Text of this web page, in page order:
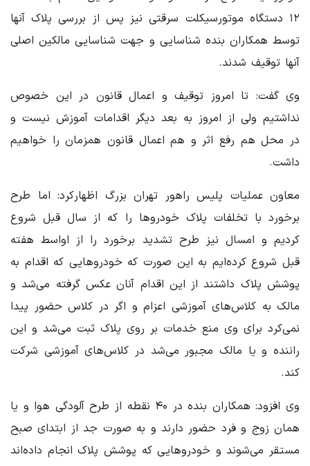
۱۲ دستگاه موتورسیکلت سرقتی نیز پس از بررسی پلاک آنها
توسط همکاران بنده شناسایی و جهت شناسایی مالکین اصلی
آنها توقیف شدند.
وی گفت: تا امروز توقیف و اعمال قانون در این خصوص
نداشتیم ولی از امروز به بعد دیگر اقدامات آموزش نیست و
در محل هم رفع اثر و هم اعمال قانون همزمان را خواهیم
داشت.
معاون عملیات پلیس راهور تهران بزرگ اظهارکرد: اما طرح
برخورد با تخلفات پلاک خودروها را که از سال قبل شروع
کردیم و امسال نیز طرح تشدید برخورد را از اواسط هفته
قبل شروع کرده‌ایم به این صورت که خودروهایی که اقدام به
پوشش پلاک داشتند از این اقدام آنان عکس گرفته می‌شد و
مالک به کلاس‌های آموزشی اعزام و اگر در کلاس حضور پیدا
نمی‌کرد برای وی منع خدمات بر روی پلاک ثبت می‌شد و این
راننده و یا مالک مجبور می‌شد در کلاس‌های آموزشی شرکت
کند.
وی افزود: همکاران بنده در ۴۰ نقطه از طرح آلودگی هوا و یا
همان زوج و فرد حضور دارند و به صورت جد از ابتدای صبح
مستقر می‌شوند و خودروهایی که پوشش پلاک انجام داده‌اند